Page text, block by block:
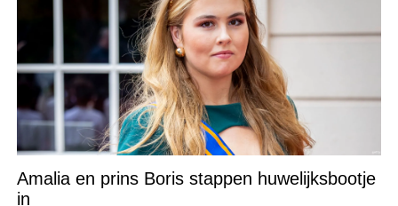
Amalia en prins Boris stappen huwelijksbootje
in